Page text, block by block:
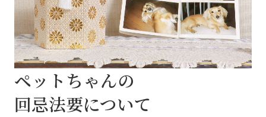
ペットちゃんの
回忌法要について